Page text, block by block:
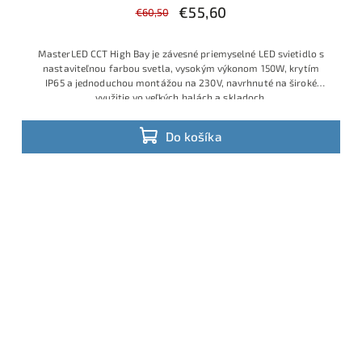
€60,50 €55,60
Do košíka
MasterLED CCT High Bay je závesné priemyselné LED svietidlo s
nastaviteľnou farbou svetla, vysokým výkonom 150W, krytím
IP65a jednoduchou montážou na 230V, navrhnuté na široké
využitie vo veľkých halách a skladoch.